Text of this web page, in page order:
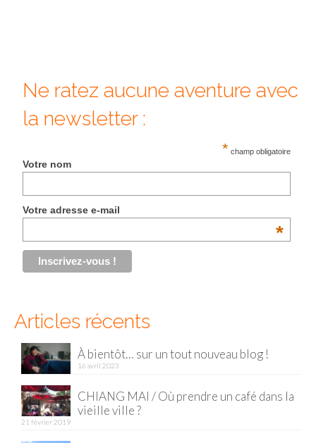
Kyoto
Nikko
Tokyo
Cameron Highlands
Singapour
Vietnam
Baie d’Halong
Hanoi
Ne ratez aucune aventure avec
la newsletter :
* champ obligatoire
Votre nom
Votre adresse e-mail
*
Articles récents
À bientôt… sur un tout nouveau blog !
16 avril 2023
CHIANG MAI / Où prendre un café dans la
vieille ville ?
21 février 2019